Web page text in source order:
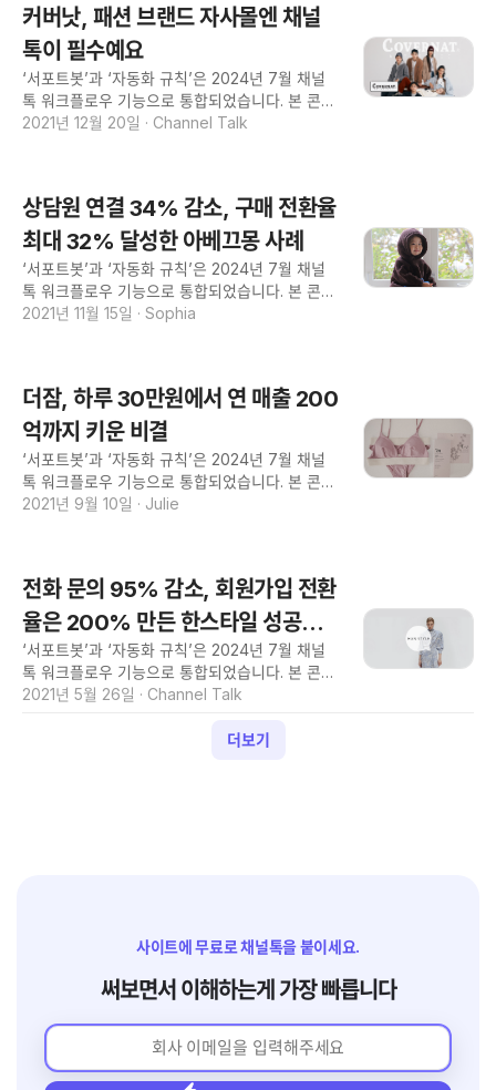
팀챗이 필요해요 채널톡 팀챗 전엔 카카오톡을 썼
어요. 별 이유는 없었어요. 그냥 의류 쇼핑몰 업계
대부분은 카톡 아니면 네이트 온 써요. 10년째 이
렇게 이어오다 보니 불편해도 그 관성에 계속 썼
죠. 카톡 쓸땐 CX, 물
을 들킨거 같아 혹시 놀랐나요?👀 CS직원의 잦은
퇴사는 사실 모든 동대문의 모든 쇼핑몰의 고민이
죠. 9년차 여성쇼핑몰 라룸도 마찬가지에요. 하지
만 채널톡을 도입하고 그 고민의 마침표를 찍었어
요! 자세한 이야기를 고우라 대표에게 들어봤어요!
채널톡으로 생긴 세 가지 변화 - CS직원의 번아
대, 불만 접수 등 CS 관리를 효율적으로 해요 ---
"채널톡을 도입했는데 CS 직원 퇴사율이 낮아졌
다고요?" 9년 내내 'CS 직원은 왜이렇게 빨리 퇴
사할까'라는 고민을 안고 살았어요. 쇼핑몰의 고
질병인가 했죠.
커버낫, 패션 브랜드 자사몰엔 채널
톡이 필수예요
‘서포트봇’과 ‘자동화 규칙’은 2024년 7월 채널
톡 워크플로우 기능으로 통합되었습니다. 본 콘텐
츠의 용어와 화면 구성은 현재와 다를 수 있다는
했습니다." 커버낫은 국내 아메리칸 캐주얼 스타
일을 리딩하는 브랜드로, 연매출 600억 원을 돌
파하며 폭발적인 성장세를 보이고 있습니다. 커버
낫은 약 2년 전부터 자사몰을 구축하고 활성화해
나가고 있는데요, 자사몰 강화는 브랜드의 진짜
고객, 즉 팬을 만들고 관계를 관리하기 위함이라
보유한 4개 브랜드에서도 전부 채널톡을 사용 중
입니다. 기존에 사용하던 1:1 문의게시판은 아예
없애버렸고, 전화 문의도 50%가량 감소했다고
해요. 고객이 브랜드와 대화할 때 느껴졌던 벽이
채널톡으로 없어진 셈이죠. 또 전체 상담
2021년 12월 20일 · Channel Talk
상담원 연결 34% 감소, 구매 전환율
최대 32% 달성한 아베끄몽 사례
‘서포트봇’과 ‘자동화 규칙’은 2024년 7월 채널
톡 워크플로우 기능으로 통합되었습니다. 본 콘텐
츠의 용어와 화면 구성은 현재와 다를 수 있다는
은 소재로 직접 디자인 해서 입힌다❞ 진심을 담아
솔직한 상품을 만드는, 아베끄몽 https://avecm
ont.kr/ 업종 아동의류 주요 사용 기능 오퍼레이
션 기능 마케팅 기능 <아베끄몽 그로스 매니저 박
준석> --- 34% 상담량 감소 32% 크로스 셀링을
통한 구매 전환율 증가 --- 고민 1. 사이즈/배송 문
었던 단순 문의 34% 감소 2. 제품 추천 캠페인을
통한 구매 전환율 최대 32% 달성 --- Q. 아베끄
몽에 대해 소개해주세요. A. 아베끄몽은 엄마의 마
음으로 만들고 있는 아동복
2021년 11월 15일 · Sophia
더잠, 하루 30만원에서 연 매출 200
억까지 키운 비결
‘서포트봇’과 ‘자동화 규칙’은 2024년 7월 채널
톡 워크플로우 기능으로 통합되었습니다. 본 콘텐
츠의 용어와 화면 구성은 현재와 다를 수 있다는
CEO 홍유리 더잠 유지밴드 최유나 리더 고민 고
객의 목소리를 듣고 싶었어요. 그러려면 고객이
쉽게 상담을 시작할 수 있는 서비스가 필요했어
요. 성과 고객의 목소리를 듣고 모든 문제의 본질
을 찾고 해결했어요. 마케팅 기능으로 ROAS 1,0
00%이상의 효과를 봤어요. --- Q. 더잠은 어떤
기준을 만드는 브랜드입니다. 고객이 자신에게 맞
2021년 9월 10일 · Julie
전화 문의 95% 감소, 회원가입 전환
율은 200% 만든 한스타일 성공사
례
‘서포트봇’과 ‘자동화 규칙’은 2024년 7월 채널
톡 워크플로우 기능으로 통합되었습니다. 본 콘텐
츠의 용어와 화면 구성은 현재와 다를 수 있다는
로 전화 문의는 95% 감소, 회원가입 전환율은 2
페인을 활용해 회원가입 전환율을 200% 상승시
켰어요. --- Q. 한스타일닷컴에 대해 소개해주세
요. A. 한스타일닷컴은 2016년 런칭한 온라인 럭
셔리 쇼핑몰이예요. 초기 한스타일닷컴의 주요 고
객층은 3040이었어요. 오프라인에서 한스타일을
2021년 5월 26일 · Channel Talk
더보기
사이트에 무료로 채널톡을 붙이세요.
써보면서 이해하는게 가장 빠릅니다